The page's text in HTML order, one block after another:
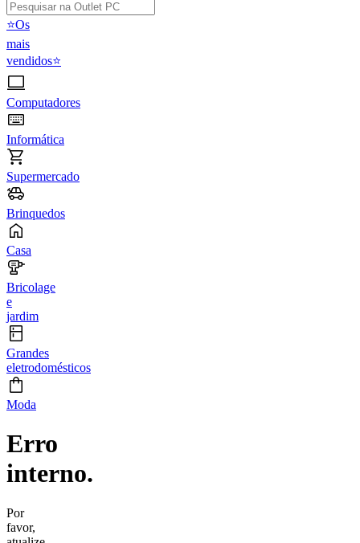
⭐Os
mais
vendidos⭐
Computadores
Informática
Supermercado
Brinquedos
Casa
Bricolage
e
jardim
Grandes
eletrodomésticos
Moda
Erro
interno.
Por
favor,